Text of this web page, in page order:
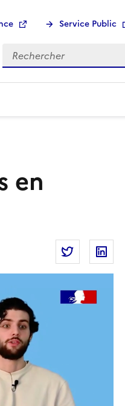
Service Public
Rechercher :
en
Partager la page